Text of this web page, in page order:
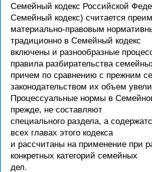
Семейный кодекс Российской
Семейный кодекс) считается
материально-правовым
традиционно в Семейный кодекс
включены и разнообразные
правила разбирательства
причем по сравнению с прежним
законодательством их объем
Процессуальные нормы в
прежде, не составляют
специального раздела, а
всех главах этого кодекса
и рассчитаны на применение при
конкретных категорий семейных
дел.